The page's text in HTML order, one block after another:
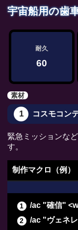
宇宙船用の歯
耐久
60
素材
1 コスモコン
緊急ミッションな
す。
制作マクロ（例）
/ac "確信"
/ac "ヴェネ